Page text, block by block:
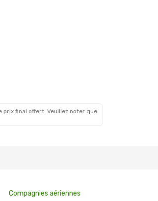
final offert. Veuillez noter que
Compagnies aériennes